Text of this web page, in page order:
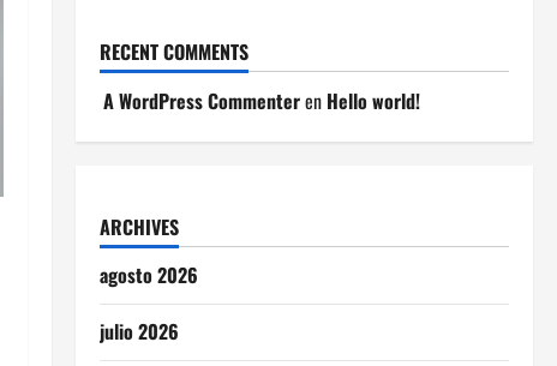
RECENT COMMENTS
A WordPress Commenteren Hello world!
ARCHIVES
agosto 2026
julio 2026